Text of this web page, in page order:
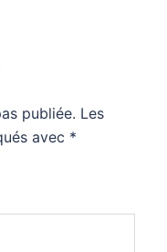
publiée. Les
avec *